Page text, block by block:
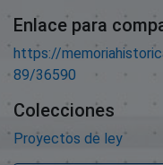
Enlace para
https://
89/36590
Colecciones
Proyectos de ley